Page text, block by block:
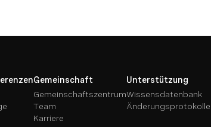
Gemeinschaft
Gemeinschaftszentrum
Team
Karriere
Unterstützung
Wissensdatenbank
Änderungsprotokolle